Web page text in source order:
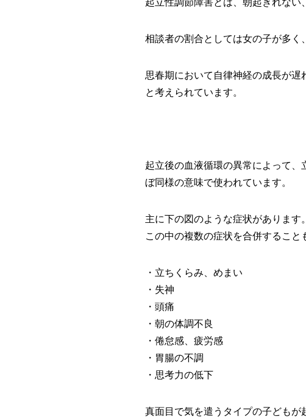
起立性調節障害とは、朝起きれない
相談者の割合としては女の子が多く
思春期において自律神経の成長が
と考えられています。
起立後の血液循環の異常によって
ぼ同様の意味で使われています。
主に下の図のような症状があります。
この中の複数の症状を合併すること
・立ちくらみ、めまい
・失神
・頭痛
・朝の体調不良
・倦怠感、疲労感
・胃腸の不調
・思考力の低下
真面目で気を遣うタイプの子ども